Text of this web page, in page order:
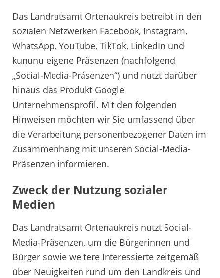
Das Landratsamt Ortenaukreis betreibt in den
sozialen Netzwerken Facebook, Instagram,
WhatsApp, YouTube, TikTok, LinkedIn und
kununu eigene Präsenzen (nachfolgend
„Social-Media-Präsenzen“) und nutzt darüber
hinaus das Produkt Google
Unternehmensprofil. Mit den folgenden
Hinweisen möchten wir Sie umfassend über
die Verarbeitung personenbezogener Daten im
Zusammenhang mit unseren Social-Media-
Präsenzen informieren.
Zweck der Nutzung sozialer
Medien
Das Landratsamt Ortenaukreis nutzt Social-
Media-Präsenzen, um die Bürgerinnen und
Bürger sowie weitere Interessierte zeitgemäß
über Neuigkeiten rund um den Landkreis und